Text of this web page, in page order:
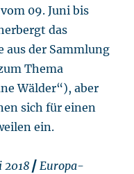
09. Juni bis
das
aus der Sammlung
Thema
Wälder“), aber
sich für einen
ein.
2018┃ Europa-